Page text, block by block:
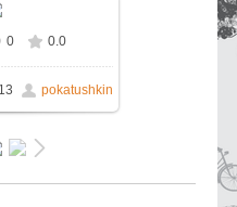
1600x1200
0 0.0
pokatushkin